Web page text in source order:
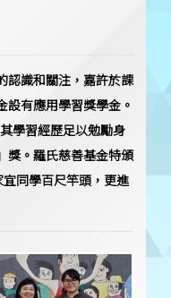
認識和關注，嘉許於課
設有應用學習獎學金。
學習經歷足以勉勵身
獎。羅氏慈善基金特頒
同學百尺竿頭，更進